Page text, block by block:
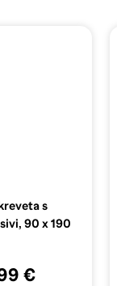
s
90 x 190
€